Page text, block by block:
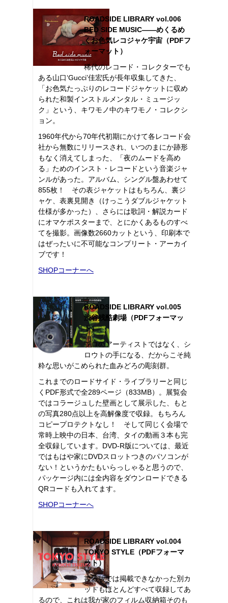
ROADSIDE LIBRARY vol.006
BED SIDE MUSIC――めくるめ
くお色気レコジャケ宇宙（PDFフ
ォーマット）
稀代のレコード・コレクターでも
ある山口‘Gucci’佳宏氏が長年収集してきた、
「お色気たっぷりのレコードジャケットに収め
られた和製インストルメンタル・ミュージッ
ク」という、キワモノ中のキワモノ・コレクシ
ョン。
1960年代から70年代初期にかけて各レコード会
社から無数にリリースされ、いつのまにか跡形
もなく消えてしまった、「夜のムードを高め
る」ためのインスト・レコードという音楽ジャ
ンルがあった。アルバム、シングル盤あわせて
855枚！ その表ジャケットはもちろん、裏ジ
ャケ、表裏見開き（けっこうダブルジャケット
仕様が多かった）、さらには歌詞・解説カード
にオマケポスターまで、とにかくあるものすべ
てを撮影。画像数2660カットという、印刷本で
はぜったいに不可能なコンプリート・アーカイ
ブです！
SHOPコーナーへ
ROADSIDE LIBRARY vol.005
渋谷残酷劇場（PDFフォーマッ
ト）
プロのアーティストではなく、シ
ロウトの手になる、だからこそ純
粋な思いがこめられた血みどろの彫刻群。
これまでのロードサイド・ライブラリーと同じ
くPDF形式で全289ページ（833MB）。展覧会
ではコラージュした壁画として展示した、もと
の写真280点以上を高解像度で収録。もちろん
コピープロテクトなし！ そして同じく会場で
常時上映中の日本、台湾、タイの動画３本も完
全収録しています。DVD-R版については、最近
ではもはや家にDVDスロットつきのパソコンが
ない！というかたもいらっしゃると思うので、
パッケージ内には全内容をダウンロードできる
QRコードも入れてます。
SHOPコーナーへ
ROADSIDE LIBRARY vol.004
TOKYO STYLE（PDFフォーマ
ット）
書籍版では掲載できなかった別カ
ットもほとんどすべて収録してあ
るので、これは我が家のフィルム収納箱そのも